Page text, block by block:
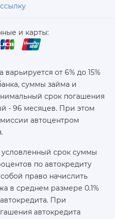
и карты:
варьируется от 6% до 15%
суммы займа и
срок погашения
- 96 месяцев. При этом
автоцентром
срок суммы
по автокредиту
право начислить
в среднем размере 0.1%
При
автокредита